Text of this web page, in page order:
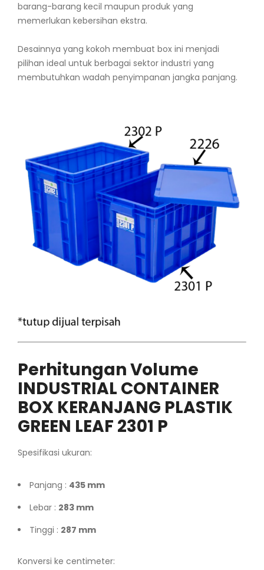
barang-barang kecil maupun produk yang
memerlukan kebersihan ekstra.
Desainnya yang kokoh membuat box ini menjadi
pilihan ideal untuk berbagai sektor industri yang
membutuhkan wadah penyimpanan jangka panjang.
Perhitungan Volume
INDUSTRIAL CONTAINER
BOX KERANJANG PLASTIK
GREEN LEAF 2301 P
Spesifikasi ukuran:
Panjang : 435 mm
Lebar : 283 mm
Tinggi : 287 mm
Konversi ke centimeter: